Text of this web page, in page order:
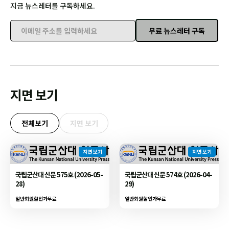
지금 뉴스레터를 구독하세요.
이메일 주소를 입력하세요
무료 뉴스레터 구독
지면 보기
전체보기 지면 보기
지면 보기
국립군산대 신문 575호 (2026-05-
28)
일반회원할인가무료
지면 보기
국립군산대 신문 574호 (2026-04-
29)
일반회원할인가무료